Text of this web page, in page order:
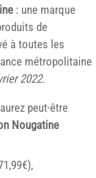
: une marque
de
à toutes les
métropolitaine
2022.
peut-être
Nougatine